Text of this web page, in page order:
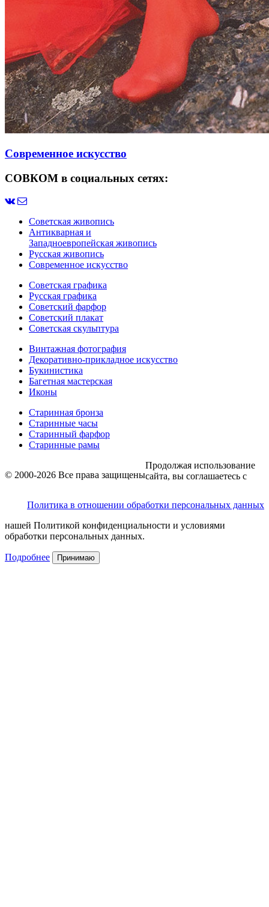
Современное искусство
СОВКОМ в социальных сетях:
Советская живопись
Антикварная и
Западноевропейская живопись
Русская живопись
Современное искусство
Советская графика
Русская графика
Советский фарфор
Советский плакат
Советская скульптура
Винтажная фотография
Декоративно-прикладное искусство
Букинистика
Багетная мастерская
Иконы
Старинная бронза
Старинные часы
Старинный фарфор
Старинные рамы
© 2000-2026 Все права защищены
Политика в отношении обработки персональных данных
Продолжая использование
сайта, вы соглашаетесь с
нашей Политикой конфиденциальности и условиями
обработки персональных данных.
Подробнее Принимаю